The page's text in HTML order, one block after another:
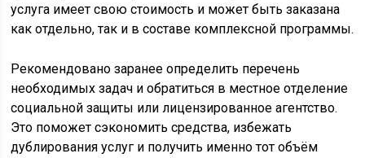
услуга имеет свою стоимость и может быть заказана
как отдельно, так и в составе комплексной программы.
Рекомендовано заранее определить перечень
необходимых задач и обратиться в местное отделение
социальной защиты или лицензированное агентство.
Это поможет сэкономить средства, избежать
дублирования услуг и получить именно тот объём